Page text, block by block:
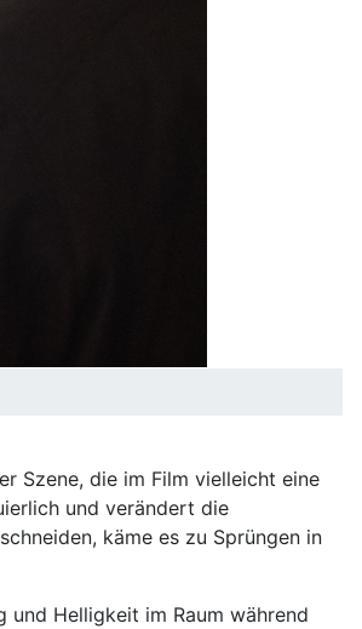
Szene, die im Film vielleicht eine
und verändert die
käme es zu Sprüngen in
Helligkeit im Raum während